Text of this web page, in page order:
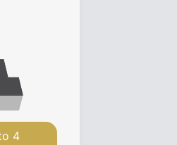
4